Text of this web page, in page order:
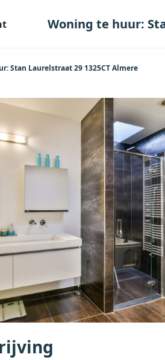
Woning te huur:
Stan Laurelstraat 29 1325CT Almere